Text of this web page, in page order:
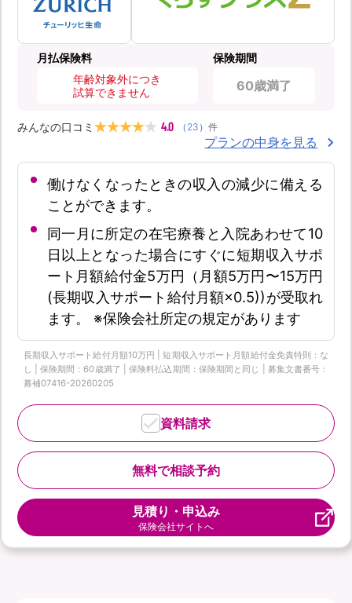
月払保険料
年齢対象外につき
試算できません
保険期間
60歳満了
みんなの口コミ 4.0 （ 23 ） 件
プランの中身を見る
働けなくなったときの収入の減少に備える
ことができます。
同一月に所定の在宅療養と入院あわせて10
日以上となった場合にすぐに短期収入サポ
ート月額給付金5万円（月額5万円〜15万円
(長期収入サポート給付月額×0.5))が受取れ
ます。 ※保険会社所定の規定があります
長期収入サポート給付月額10万円 | 短期収入サポート月額給付金免責特則：な
し | 保険期間：60歳満了 | 保険料払込期間：保険期間と同じ | 募集文書番号：
募補07416-20260205
無料で相談予約
資料請求
見積り・申込み
保険会社サイトへ